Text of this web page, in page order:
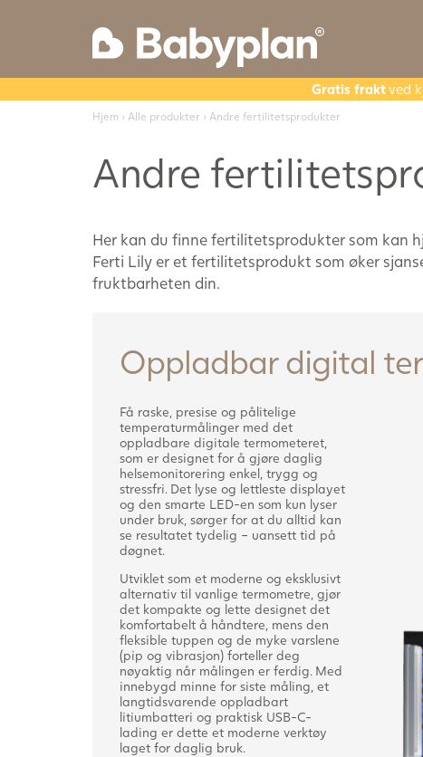
Gratis fraktved
Hjem › Alle produkter › Andre fertilitetsprodukter
Andre
Her kan du finne fertilitetsprodukter som kan
Ferti Lily er et fertilitetsprodukt som øker
fruktbarheten din.
Oppladbar digital
Få raske, presise og pålitelige
temperaturmålinger med det
oppladbare digitale termometeret,
som er designet for å gjøre daglig
helsemonitorering enkel, trygg og
stressfri. Det lyse og lettleste displayet
og den smarte LED-en som kun lyser
under bruk, sørger for at du alltid kan
se resultatet tydelig – uansett tid på
døgnet.
Utviklet som et moderne og eksklusivt
alternativ til vanlige termometre, gjør
det kompakte og lette designet det
komfortabelt å håndtere, mens den
fleksible tuppen og de myke varslene
(pip og vibrasjon) forteller deg
nøyaktig når målingen er ferdig. Med
innebygd minne for siste måling, et
langtidsvarende oppladbart
litiumbatteri og praktisk USB-C-
lading er dette et moderne verktøy
laget for daglig bruk.